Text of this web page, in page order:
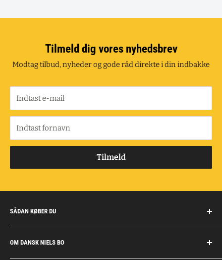
Tilmeld dig vores nyhedsbrev
Modtag tilbud, nyheder og gode råd direkte i din indbakke
Indtast e-mail
Indtast fornavn
Tilmeld
SÅDAN KØBER DU
Handelsbetingelser
Fragt og retur
OM DANSK NIELS BO